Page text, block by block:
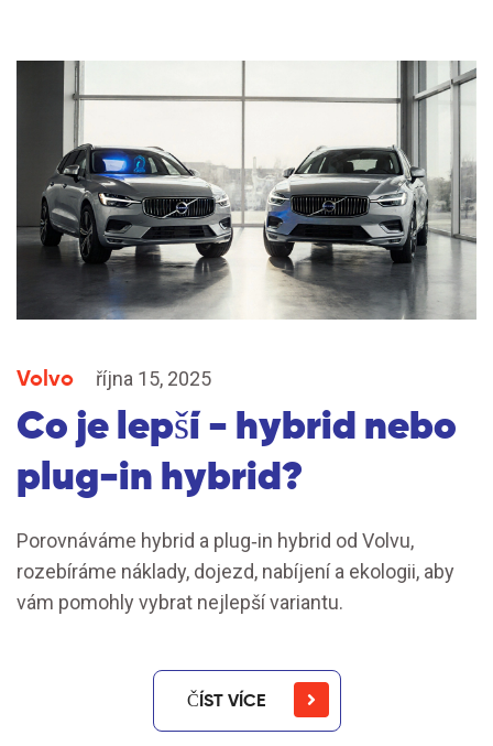
Volvo října 15, 2025
Co je lepší - hybrid nebo
plug‑in hybrid?
Porovnáváme hybrid a plug‑in hybrid od Volvu,
rozebíráme náklady, dojezd, nabíjení a ekologii, aby
vám pomohly vybrat nejlepší variantu.
ČÍST VÍCE